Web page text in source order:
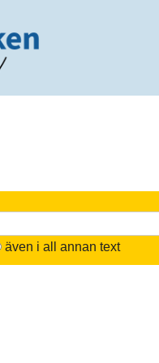
även i all annan text